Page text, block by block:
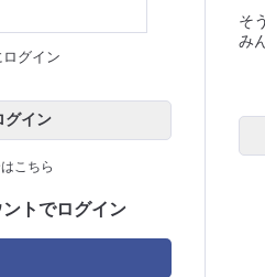
グイン
グイン
こちら
トでログイン
そ
み